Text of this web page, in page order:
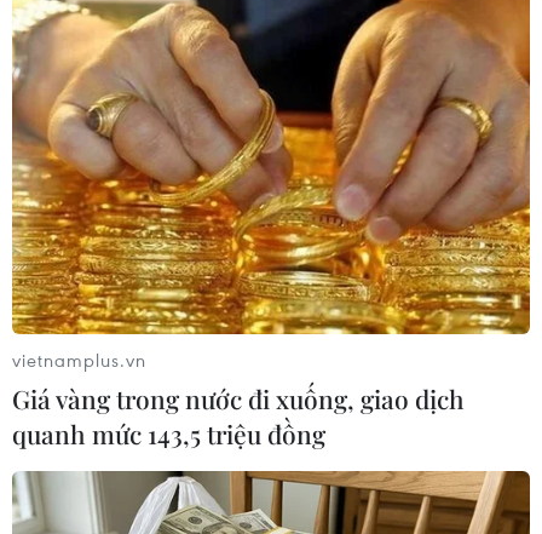
Theo dõi VietnamPlus
TIN LIÊN QUAN
vietnamplus.vn
Giá vàng trong nước đi xuống, giao dịch
quanh mức 143,5 triệu đồng